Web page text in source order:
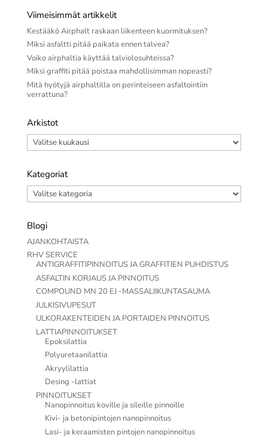
Viimeisimmät artikkelit
Kestääkö Airphalt raskaan liikenteen kuormituksen?
Miksi asfaltti pitää paikata ennen talvea?
Voiko airphaltia käyttää talviolosuhteissa?
Miksi graffiti pitää poistaa mahdollisimman nopeasti?
Mitä hyötyjä airphaltilla on perinteiseen asfaltointiin
verrattuna?
Arkistot
Arkistot
Kategoriat
Kategoriat
Blogi
AJANKOHTAISTA
RHV SERVICE
ANTIGRAFFITIPINNOITUS JA GRAFFITIEN PUHDISTUS
ASFALTIN KORJAUS JA PINNOITUS
COMPOUND MN 20 EJ -MASSALIIKUNTASAUMA
JULKISIVUPESUT
ULKORAKENTEIDEN JA PORTAIDEN PINNOITUS
LATTIAPINNOITUKSET
Epoksilattia
Polyuretaanilattia
Akryylilattia
Desing -lattiat
PINNOITUKSET
Nanopinnoitus koville ja sileille pinnoille
Kivi- ja betonipintojen nanopinnoitus
Lasi- ja keraamisten pintojen nanopinnoitus